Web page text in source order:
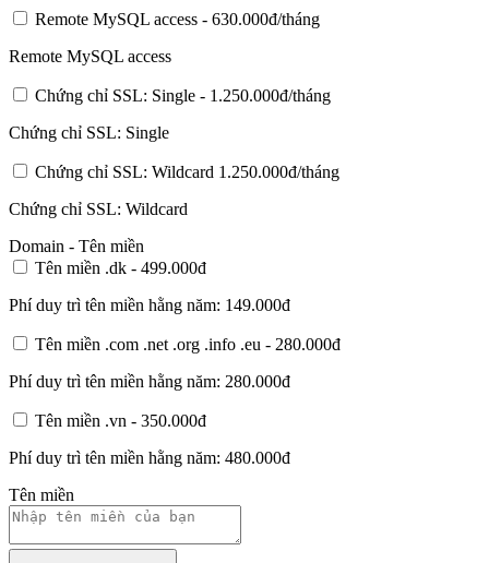
Remote MySQL access - 630.000đ/tháng
Remote MySQL access
Chứng chỉ SSL: Single - 1.250.000đ/tháng
Chứng chỉ SSL: Single
Chứng chỉ SSL: Wildcard 1.250.000đ/tháng
Chứng chỉ SSL: Wildcard
Domain - Tên miền
Tên miền .dk - 499.000đ
Phí duy trì tên miền hằng năm: 149.000đ
Tên miền .com .net .org .info .eu - 280.000đ
Phí duy trì tên miền hằng năm: 280.000đ
Tên miền .vn - 350.000đ
Phí duy trì tên miền hằng năm: 480.000đ
Tên miền